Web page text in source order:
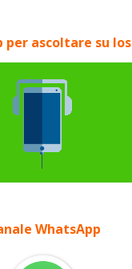
per ascoltare su Ios
WhatsApp